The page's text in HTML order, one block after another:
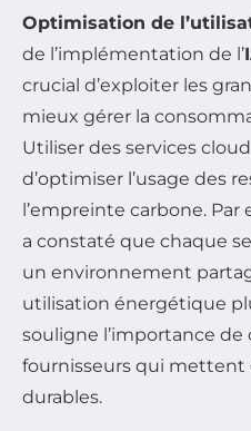
Optimisation de
de l’implémentation de l’
crucial d’exploiter les
mieux gérer la
Utiliser des services
d’optimiser l’usage des
l’empreinte carbone.
a constaté que chaque
un environnement
utilisation énergétique
souligne l’importance de
fournisseurs qui
durables.